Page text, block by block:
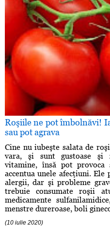
Roşiile ne pot îmbolnăvi!
sau pot agrava
Cine nu iubeşte salata de
vara, şi sunt gustoase şi
vitamine, însă pot provoca
accentua unele afecţiuni.
alergii, dar şi probleme
trebuie consumate roşii
medicamente
menstre dureroase, boli
(10 iulie 2020)